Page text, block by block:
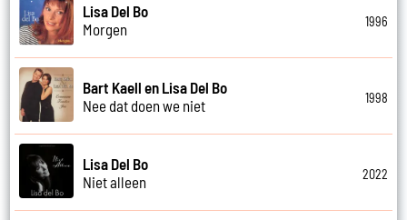
Lisa Del Bo
Morgen
1996
Bart Kaell en Lisa Del Bo
Nee dat doen we niet
1998
Lisa Del Bo
Niet alleen
2022